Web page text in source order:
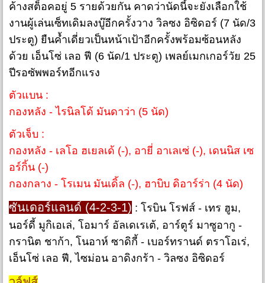
ค้างสต็อคอยู่ 5 รายด้วยกัน คาดว่านัดนี้จะยังเลือกใช้
งานผู้เล่นเซ็ทเดิมลงบู๊อีกครั้งวาง วิลซง อิซิดอร์ (7 นัด/3
ประตู) ยืนค้ำเดี่ยวเป็นหน้าเป้าอีกครั้งพร้อมซ้อนหลัง
ด้วย เอ็นโซ่ เลอ ฟี (6 นัด/1 ประตู) เพลย์เมกเกอร์วัย 25
ปีรอซัพพอร์ทอีกแรง
ตัวแบน :
กองหลัง - ไรนิลโด้ มันดาว่า (5 นัด)
ตัวเจ็บ :
กองหลัง - เลโอ ฮเยลเด้ (-), อายี่ อาเลเซ่ (-), เดนนิส เซ
อร์กิ้น (-)
กองกลาง - โรเมน มันเดิ้ล (-), ฮาบิบ ดิอาร์ร่า (4 นัด)
ซันเดอร์แลนด์ (4-2-3-1) : โรบิน โรฟส์ - เทร ฮูม,
นอร์ดี้ มูกิเอเล่, โอมาร์ อัลเดเรเต้, อาร์ตูร์ มาซูอากู -
กรานิต ชาก้า, โนอาห์ ซาดิกี้ - เบอร์ทรานด์ ตราโอเร่,
เอ็นโซ่ เลอ ฟี, ไซม่อน อาดิงกร้า - วิลซง อิซิดอร์